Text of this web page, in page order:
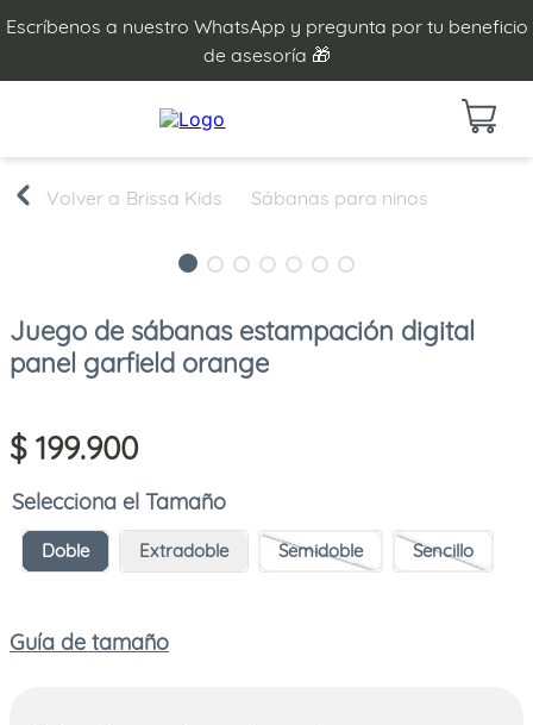
Escríbenos a nuestro WhatsApp y pregunta por tu beneficio
de asesoría 🎁
Brissa Kids Sábanas para ninos
Juego de sábanas estampación digital
panel garfield orange
$ 199.900
Tamaño
Doble Extradoble Semidoble Sencillo
Guía de tamaño